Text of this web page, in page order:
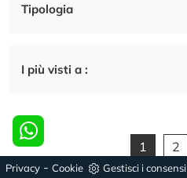
Tipologia
I più visti a :
1 2
Privacy - Cookie Gestisci i consensi